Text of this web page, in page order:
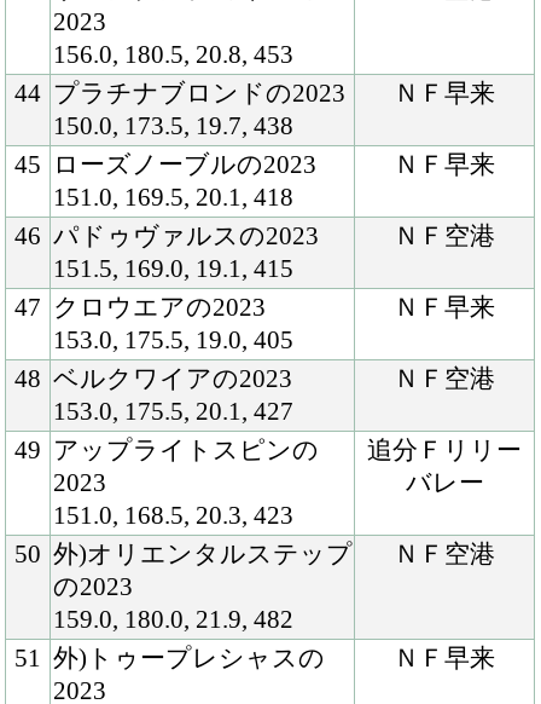
ココファンタジアの2023
153.5, 169.0, 20.4, 433
ミリッサの2023
155.0, 172.5, 19.7, 419
ＮＦ空港
リカビトスの2023
153.0, 179.5, 19.8, 439
ＮＦ空港
64 ベルディーヴァの2023
159.5, 176.5, 21.0, 452
ＮＦ早来
65 エリティエールの2023
155.5, 170.5, 20.3, 432
ＮＦ早来
マルシュロレーヌの2023
149.0, 172.0, 19.6, 404
ＮＦ空港
67 ブランシェクールの2023
153.0, 174.5, 20.2, 444
68 オーロトラジェの2023
155.0, 171.0, 20.0, 405
ＮＦ早来
ヴィルデローゼの2023
154.0, 176.0, 19.2, 443
ＮＦ空港
リャスナの2023
155.0, 169.5, 20.8, 420
ベルプラージュの2023
153.0, 181.0, 19.8, 481
追分Ｆリリー
バレー
ブルーメンクローネの
2023
152.0, 172.5, 20.8, 458
ＮＦ空港
73
トゥリフォーの2023
155.0, 172.0, 20.2, 418
ＮＦ空港
パッシングスルーの2023